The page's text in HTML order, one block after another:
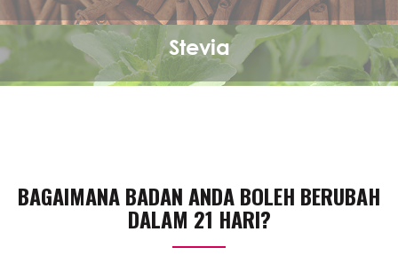
Stevia
BAGAIMANA BADAN ANDA BOLEH BERUBAH
DALAM 21 HARI?